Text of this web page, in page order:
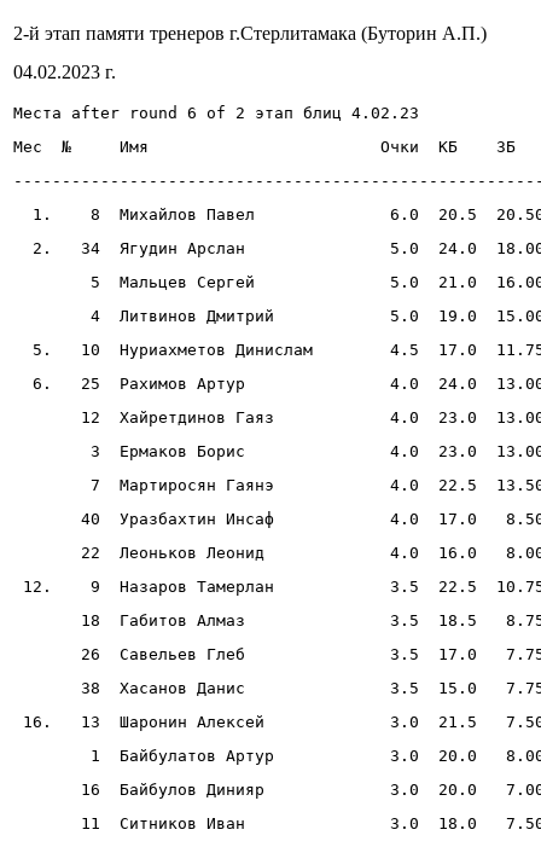
2-й этап памяти тренеров г.Стерлитамака (Буторин А.П.)
04.02.2023 г.
Места after round 6 of 2 этап блиц 4.02.23
Мес  №     Имя                        Очки  КБ    ЗБ
1.    8  Михайлов Павел              6.0  20.5
2.   34  Ягудин Арслан               5.0  24.0
5  Мальцев Сергей              5.0  21.0
4  Литвинов Дмитрий            5.0  19.0
5.   10  Нуриахметов Динислам        4.5  17.0
6.   25  Рахимов Артур               4.0  24.0
12  Хайретдинов Гаяз            4.0  23.0
3  Ермаков Борис               4.0  23.0
7  Мартиросян Гаянэ            4.0  22.5
40  Уразбахтин Инсаф            4.0  17.0
22  Леоньков Леонид             4.0  16.0
12.    9  Назаров Тамерлан            3.5  22.5
18  Габитов Алмаз               3.5  18.5
26  Савельев Глеб               3.5  17.0
38  Хасанов Данис               3.5  15.0
16.   13  Шаронин Алексей             3.0  21.5
1  Байбулатов Артур            3.0  20.0
16  Байбулов Динияр             3.0  20.0
11  Ситников Иван               3.0  18.0